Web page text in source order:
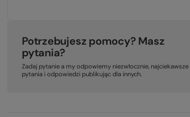
Potrzebujesz pomocy? Masz
pytania?
Zadaj pytanie a my odpowiemy niezwłocznie, najciekawsze
pytania i odpowiedzi publikując dla innych.